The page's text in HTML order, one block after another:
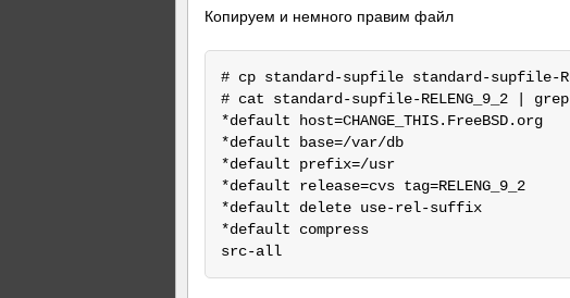
Копируем и немного правим файл
# cp standard-supfile standard-supfile-
# cat standard-supfile-RELENG_9_2 |
*default host=CHANGE_THIS.FreeBSD.org
*default base=/var/db
*default prefix=/usr
*default release=cvs tag=RELENG_9_2
*default delete use-rel-suffix
*default compress
src-all